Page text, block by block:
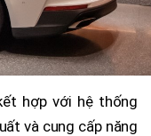
hợp với hệ thống
và cung cấp năng